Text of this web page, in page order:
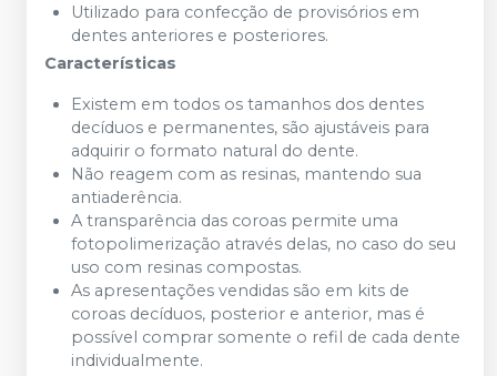
Utilizado para confecção de provisórios em
dentes anteriores e posteriores.
Características
Existem em todos os tamanhos dos dentes
decíduos e permanentes, são ajustáveis para
adquirir o formato natural do dente.
Não reagem com as resinas, mantendo sua
antiaderência.
A transparência das coroas permite uma
fotopolimerização através delas, no caso do seu
uso com resinas compostas.
As apresentações vendidas são em kits de
coroas decíduos, posterior e anterior, mas é
possível comprar somente o refil de cada dente
individualmente.